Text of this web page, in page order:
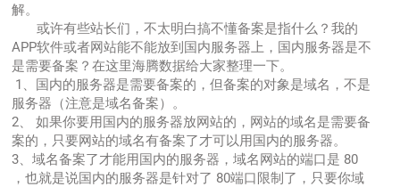
解。
或许有些站长们，不太明白搞不懂备案是指什么？我的
APP软件或者网站能不能放到国内服务器上，国内服务器是不
是需要备案？在这里海腾数据给大家整理一下。
1、国内的服务器是需要备案的，但备案的对象是域名，不是
服务器（注意是域名备案）。
2、 如果你要用国内的服务器放网站的，网站的域名是需要备
案的，只要网站的域名有备案了才可以用国内的服务器。
3、域名备案了才能用国内的服务器，域名网站的端口是 80
，也就是说国内的服务器是针对了 80端口限制了，只要你域